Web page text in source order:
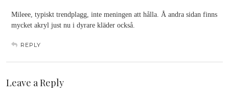
Mileee, typiskt trendplagg, inte meningen att hålla. Å andra sidan finns
mycket akryl just nu i dyrare kläder också.
REPLY
Leave a Reply